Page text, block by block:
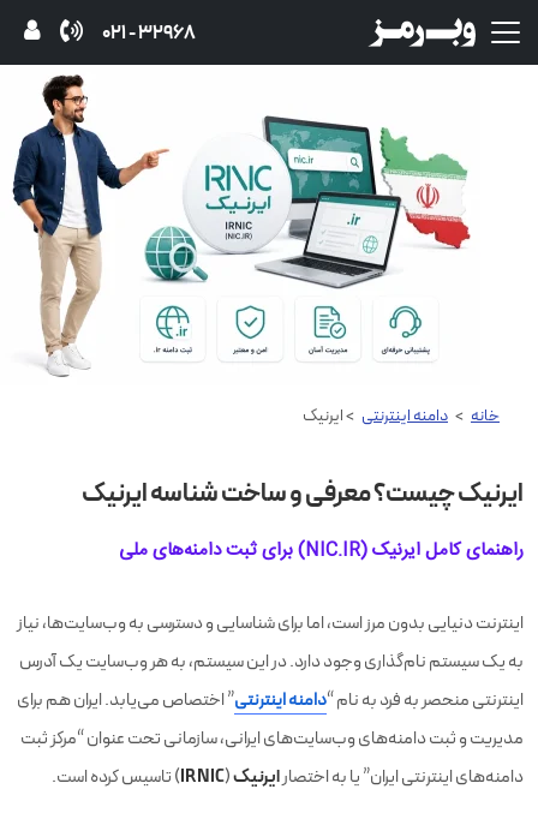
32968 - 021
خانه > دامنه اینترنتی > ایرنیک
ایرنیک چیست؟ معرفی و ساخت شناسه ایرنیک
راهنمای کامل ایرنیک (NIC.IR) برای ثبت دامنه‌های ملی
اینترنت دنیایی بدون مرز است، اما برای شناسایی و دسترسی به وب‌سایت‌ها، نیاز
به یک سیستم نام‌گذاری وجود دارد. در این سیستم، به هر وب‌سایت یک آدرس
اینترنتی منحصر به فرد به نام “دامنه اینترنتی” اختصاص می‌یابد. ایران هم برای
مدیریت و ثبت دامنه‌های وب‌سایت‌های ایرانی، سازمانی تحت عنوان “مرکز ثبت
دامنه‌های اینترنتی ایران” یا به اختصارایرنیک(
IRNIC) تاسیس کرده است.